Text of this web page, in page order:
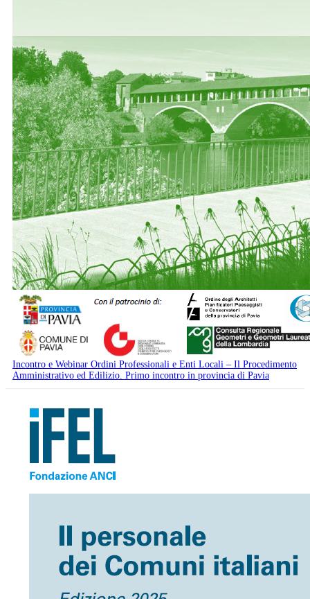
Incontro e Webinar Ordini Professionali e Enti Locali – Il Procedimento
Amministrativo ed Edilizio. Primo incontro in provincia di Pavia